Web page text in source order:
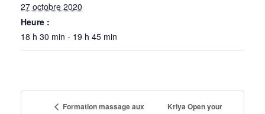
27 octobre 2020
Heure :
18 h 30 min - 19 h 45 min
Formation massage aux
Kriya Open your